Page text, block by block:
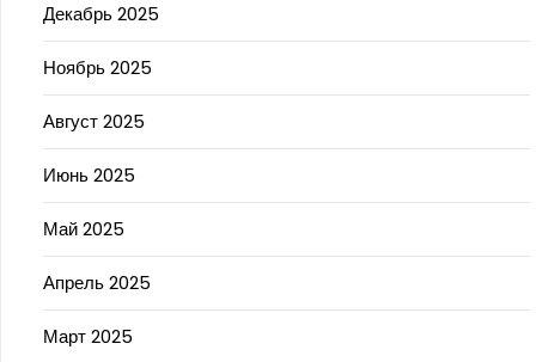
Декабрь 2025
Ноябрь 2025
Август 2025
Июнь 2025
Май 2025
Апрель 2025
Март 2025